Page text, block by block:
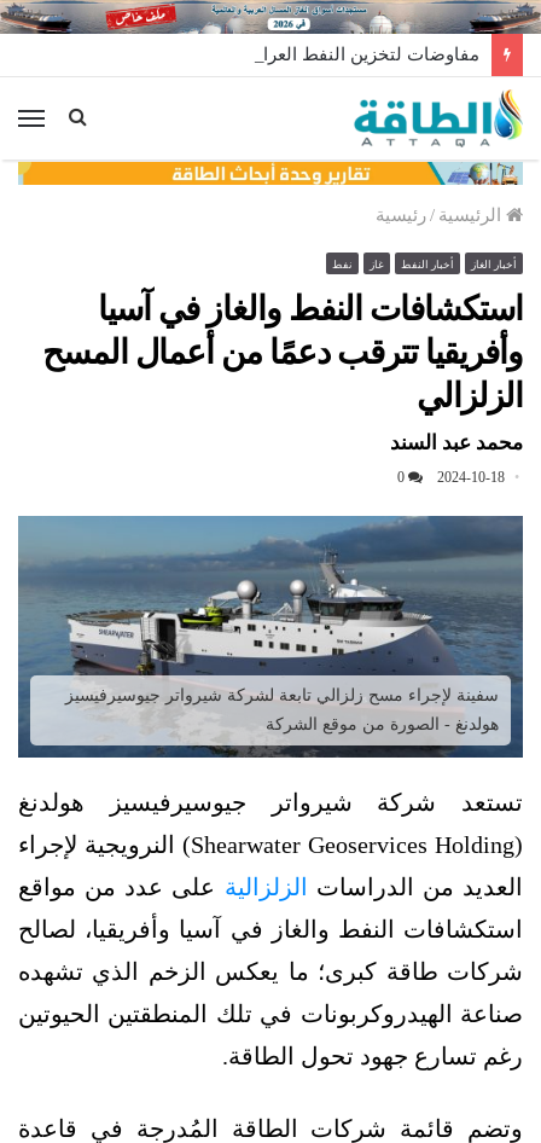
مفاوضات لتخزين النفط العراقي في الخارج
الرئيسية /رئيسية
أخبار الغاز أخبار النفط غاز نفط
استكشافات النفط والغاز في آسيا
وأفريقيا تترقب دعمًا من أعمال المسح
الزلزالي
محمد عبد السند
2024-10-18
0
سفينة لإجراء مسح زلزالي تابعة لشركة شيرواتر جيوسيرفيسيز
هولدنغ - الصورة من موقع الشركة
تستعد شركة شيرواتر جيوسيرفيسيز هولدنغ
(Shearwater Geoservices Holding) النرويجية لإجراء
العديد من الدراسات
الزلزالية على عدد من مواقع
استكشافات النفط والغاز في آسيا وأفريقيا، لصالح
شركات طاقة كبرى؛ ما يعكس الزخم الذي تشهده
صناعة الهيدروكربونات في تلك المنطقتين الحيوتين
رغم تسارع جهود تحول الطاقة.
وتضم قائمة شركات الطاقة المُدرجة في قاعدة